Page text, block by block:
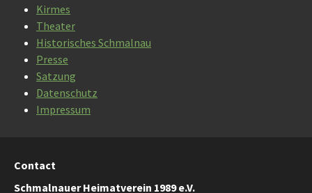
Kirmes
Theater
Historisches Schmalnau
Presse
Satzung
Datenschutz
Impressum
Contact
Schmalnauer Heimatverein 1989 e.V.